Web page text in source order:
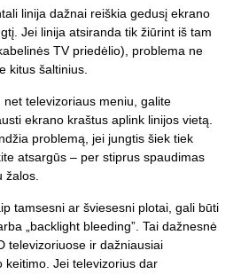
linija dažnai reiškia gedusį ekrano
Jei linija atsiranda tik žiūrint iš tam
TV priedėlio), problema ne
kitus šaltinius.
televizoriaus meniu, galite
ekrano kraštus aplink linijos vietą.
problemą, jei jungtis šiek tiek
atsargūs – per stiprus spaudimas
žalos.
tamsesni ar šviesesni plotai, gali būti
„backlight bleeding”. Tai dažnesnė
televizoriuose ir dažniausiai
keitimo. Jei televizorius dar